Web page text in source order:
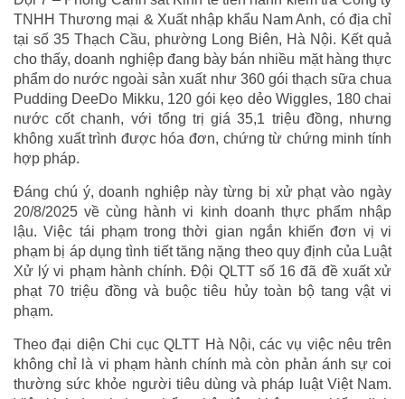
TNHH Thương mại & Xuất nhập khẩu Nam Anh, có địa chỉ
tại số 35 Thạch Cầu, phường Long Biên, Hà Nội. Kết quả
cho thấy, doanh nghiệp đang bày bán nhiều mặt hàng thực
phẩm do nước ngoài sản xuất như 360 gói thạch sữa chua
Pudding DeeDo Mikku, 120 gói kẹo dẻo Wiggles, 180 chai
nước cốt chanh, với tổng trị giá 35,1 triệu đồng, nhưng
không xuất trình được hóa đơn, chứng từ chứng minh tính
hợp pháp.
Đáng chú ý, doanh nghiệp này từng bị xử phạt vào ngày
20/8/2025 về cùng hành vi kinh doanh thực phẩm nhập
lậu. Việc tái phạm trong thời gian ngắn khiến đơn vị vi
phạm bị áp dụng tình tiết tăng nặng theo quy định của Luật
Xử lý vi phạm hành chính. Đội QLTT số 16 đã đề xuất xử
phạt 70 triệu đồng và buộc tiêu hủy toàn bộ tang vật vi
phạm.
Theo đại diện Chi cục QLTT Hà Nội, các vụ việc nêu trên
không chỉ là vi phạm hành chính mà còn phản ánh sự coi
thường sức khỏe người tiêu dùng và pháp luật Việt Nam.